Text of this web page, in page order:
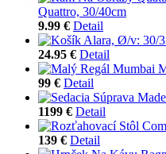
Quattro, 30/40cm
9.99 € Detail
24.95 € Detail
99 € Detail
1199 € Detail
139 € Detail